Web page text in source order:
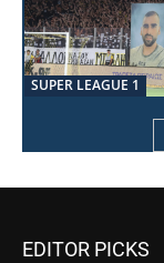
SUPER LEAGUE 1
EDITOR PICKS